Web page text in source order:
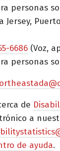
personas
Jersey,
6686 (Voz,
personas
de
a
de ayuda.